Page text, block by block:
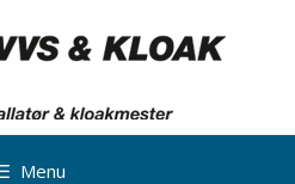
Menu